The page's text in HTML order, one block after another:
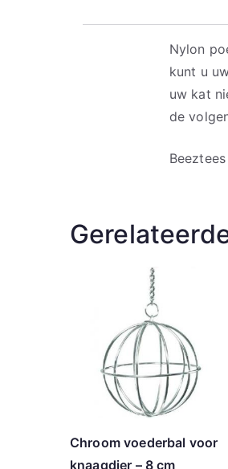
Nylon
kunt u
uw kat
de
Beeztees
Chroom voederbal voor
knaagdier – 8 cm